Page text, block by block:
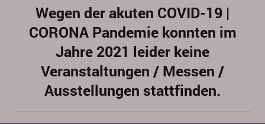
Wegen der akuten COVID-19 |
CORONA Pandemie konnten im
Jahre 2021 leider keine
Veranstaltungen / Messen /
Ausstellungen stattfinden.